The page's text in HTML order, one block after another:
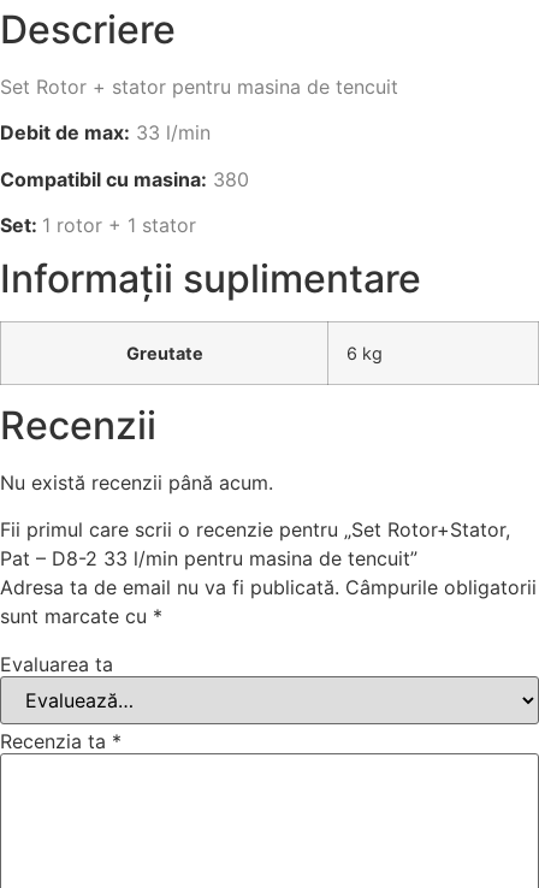
Descriere
Set Rotor + stator pentru masina de tencuit
Debit de max: 33 l/min
Compatibil cu masina: 380
Set: 1 rotor + 1 stator
Informații suplimentare
Greutate 6 kg
Recenzii
Nu există recenzii până acum.
Fii primul care scrii o recenzie pentru „Set Rotor+Stator,
Pat – D8-2 33 l/min pentru masina de tencuit”
Adresa ta de email nu va fi publicată. Câmpurile obligatorii
sunt marcate cu *
Evaluarea ta
Recenzia ta *